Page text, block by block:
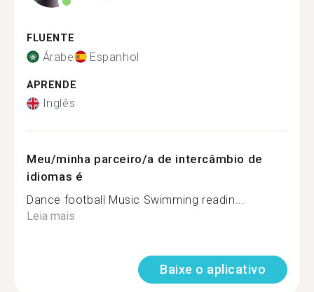
FLUENTE
Árabe Espanhol
APRENDE
Inglês
Meu/minha parceiro/a de intercâmbio de
idiomas é
Dance football Music Swimming readin...
Leia mais
Baixe o aplicativo